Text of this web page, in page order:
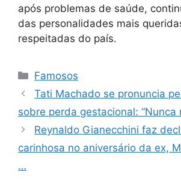
após problemas de saúde,
das personalidades mais
respeitadas do país.
Categorias
Famosos
Tati Machado se pronuncia
sobre perda gestacional: “Nunca
Reynaldo Gianecchini faz
carinhosa no aniversário da ex,
…